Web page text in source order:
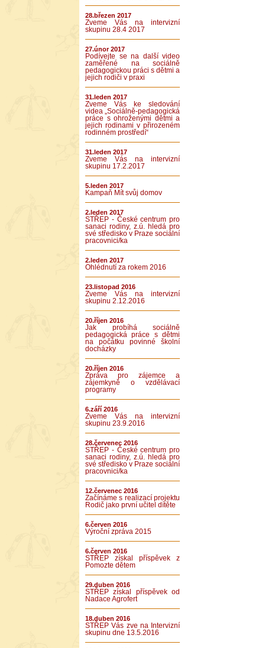
28.březen 2017
Zveme Vás na intervizní
skupinu 28.4 2017
27.únor 2017
Podívejte se na další video
zaměřené na sociálně
pedagogickou práci s dětmi a
jejich rodiči v praxi
31.leden 2017
Zveme Vás ke sledování
videa „Sociálně-pedagogická
práce s ohroženými dětmi a
jejich rodinami v přirozeném
rodinném prostředí“
31.leden 2017
Zveme Vás na intervizní
skupinu 17.2.2017
5.leden 2017
Kampaň Mít svůj domov
2.leden 2017
STŘEP - České centrum pro
sanaci rodiny, z.ú. hledá pro
své středisko v Praze sociální
pracovnici/ka
2.leden 2017
Ohlédnutí za rokem 2016
23.listopad 2016
Zveme Vás na intervizní
skupinu 2.12.2016
20.říjen 2016
Jak probíhá sociálně
pedagogická práce s dětmi
na počátku povinné školní
docházky
20.říjen 2016
Zpráva pro zájemce a
zájemkyně o vzdělávací
programy
6.září 2016
Zveme Vás na intervizní
skupinu 23.9.2016
28.červenec 2016
STŘEP - České centrum pro
sanaci rodiny, z.ú. hledá pro
své středisko v Praze sociální
pracovnici/ka
12.červenec 2016
Začínáme s realizací projektu
Rodič jako první učitel dítěte
6.červen 2016
Výroční zpráva 2015
6.červen 2016
STŘEP získal příspěvek z
Pomozte dětem
29.duben 2016
STŘEP získal příspěvek od
Nadace Agrofert
18.duben 2016
STŘEP Vás zve na Intervizní
skupinu dne 13.5.2016